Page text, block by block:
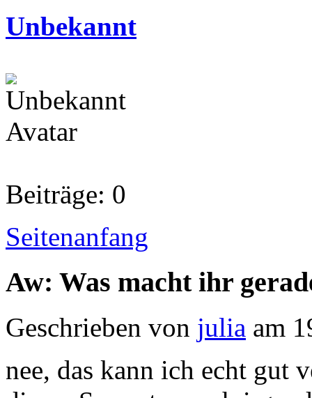
Unbekannt
Beiträge: 0
Seitenanfang
Aw: Was macht ihr
Geschrieben von julia am
nee, das kann ich echt gut